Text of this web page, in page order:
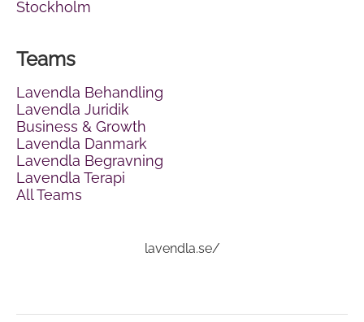
Stockholm
Teams
Lavendla Behandling
Lavendla Juridik
Business & Growth
Lavendla Danmark
Lavendla Begravning
Lavendla Terapi
All Teams
lavendla.se/